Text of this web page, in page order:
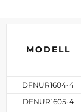
MODELL
DFNUR1604-4
DFNUR1605-4